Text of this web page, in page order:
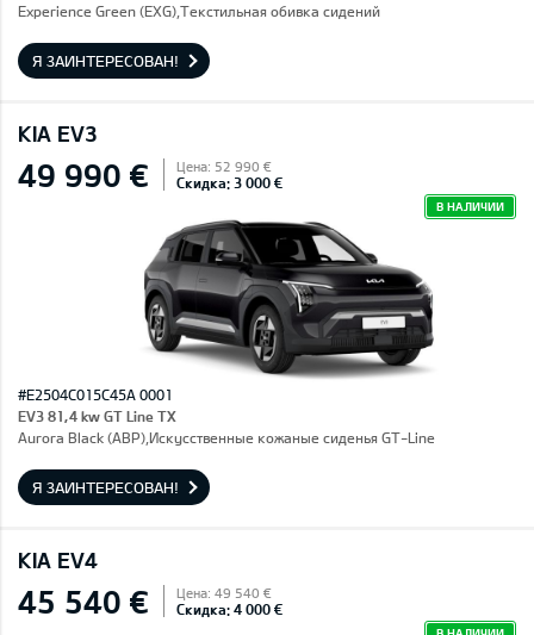
Experience Green (EXG),Текстильная обивка сидений
Я ЗАИНТЕРЕСОВАН!
KIA EV3
49 990 € Цена: 52 990 €
Скидка: 3 000 €
В НАЛИЧИИ
#E2504C015C45A 0001
EV3 81,4 kw GT Line TX
Aurora Black (ABP),Искусственные кожаные сиденья GT-Line
Я ЗАИНТЕРЕСОВАН!
KIA EV4
45 540 € Цена: 49 540 €
Скидка: 4 000 €